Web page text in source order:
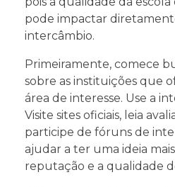
pode impactar
intercâmbio.
Primeiramente, comece
sobre as instituições que
área de interesse. Use a
Visite sites oficiais, leia
participe de fóruns de
ajudar a ter uma ideia
reputação e a qualidade